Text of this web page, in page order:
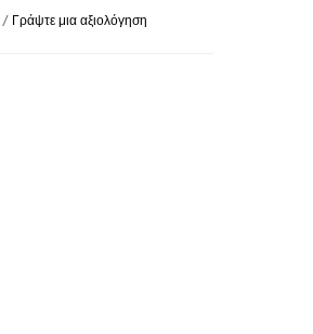
/ Γράψτε μια αξιολόγηση